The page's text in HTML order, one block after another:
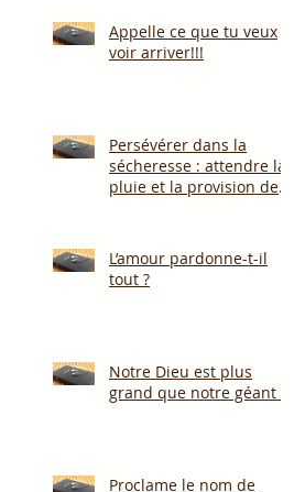
Appelle ce que tu veux
voir arriver!!!
Persévérer dans la
sécheresse : attendre la
pluie et la provision de
L’amour pardonne-t-il
tout ?
Notre Dieu est plus
grand que notre géant !
Proclame le nom de